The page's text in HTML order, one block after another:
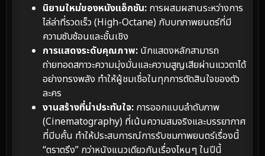
นิยามใหม่ของหนังแอ็กชัน: การผสมผสานระหว่างการ
ไล่ล่าที่รวดเร็ว (High-Octane) กับบทภาพยนตร์ที่มี
ความซับซ้อนและชั้นเชิง
การแสดงระดับคุณภาพ: นักแสดงหลักสามารถ
ถ่ายทอดสภาวะความมุ่งมั่นและความสูญเสียผ่านแววตาได้
อย่างทรงพลัง ทำให้ผู้ชมเชื่อในทุกการตัดสินใจของตัว
ละคร
งานสร้างที่น่าประทับใจ: การออกแบบลำดับภาพ
(Cinematography) ที่เน้นความสมจริงและบรรยากาศ
ที่บีบคั้น ทำให้ประสบการณ์การรับชมภาพยนตร์เรื่องนี้
“ตราตรึง” กว่าหนังแนวเดียวกันเรื่องไหนๆ ในปีนี้